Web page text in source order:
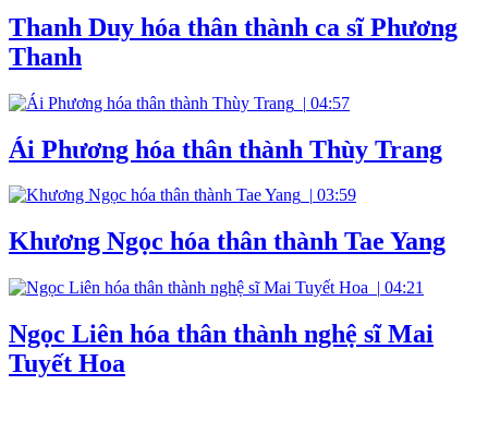
Thanh Duy hóa thân thành ca sĩ Phương
Thanh
| 04:57
Ái Phương hóa thân thành Thùy Trang
| 03:59
Khương Ngọc hóa thân thành Tae Yang
| 04:21
Ngọc Liên hóa thân thành nghệ sĩ Mai
Tuyết Hoa